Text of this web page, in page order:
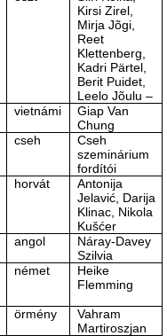
Kirsi Zirel,
Mirja Jõgi,
Reet
Klettenberg,
Kadri Pärtel,
Berit Puidet,
Leelo Jõulu ‒
vietnámi
Giap Van
Chung
cseh
Cseh
szeminárium
fordítói
horvát
Antonija
Jelavić, Darija
Klinac, Nikola
Kušćer
angol
Náray-Davey
Szilvia
német
Heike
Flemming
örmény
Vahram
Martiroszjan